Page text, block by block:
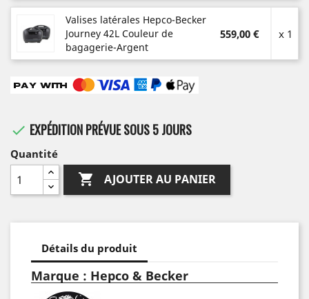
Valises latérales Hepco-Becker
Journey 42L Couleur de
bagagerie-Argent
559,00 € x 1
 EXPÉDITION PRÉVUE SOUS 5 JOURS
Quantité
 AJOUTER AU PANIER
Détails du produit
Marque : Hepco & Becker